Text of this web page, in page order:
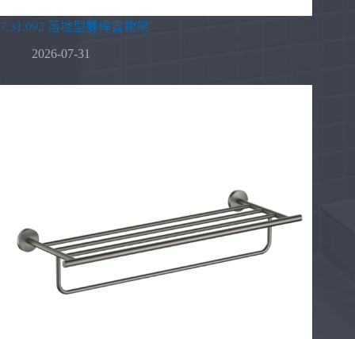
7.31.092 落地型雙桿置物架
2026-07-31